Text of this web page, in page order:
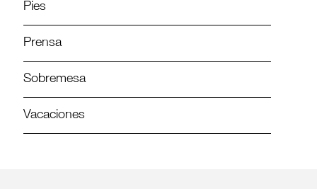
Pies
Prensa
Sobremesa
Vacaciones